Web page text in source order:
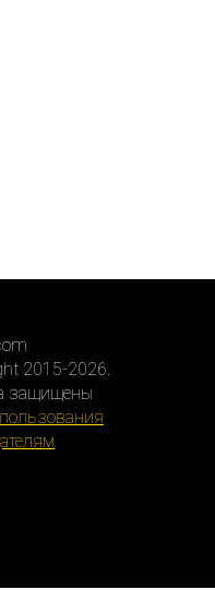
2015-2026.
защищены